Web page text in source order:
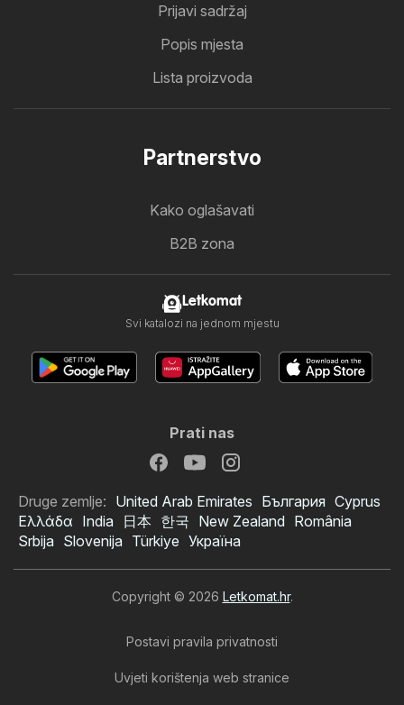
Prijavi sadržaj
Popis mjesta
Lista proizvoda
Partnerstvo
Kako oglašavati
B2B zona
Letkomat
Svi katalozi na jednom mjestu
Prati nas
Druge zemlje: United Arab Emirates България Cyprus
Ελλάδα India 日本 한국 New Zealand România
Srbija Slovenija Türkiye Україна
Copyright © 2026 Letkomat.hr.
Postavi pravila privatnosti
Uvjeti korištenja web stranice